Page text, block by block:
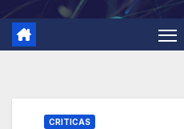
CRITICAS